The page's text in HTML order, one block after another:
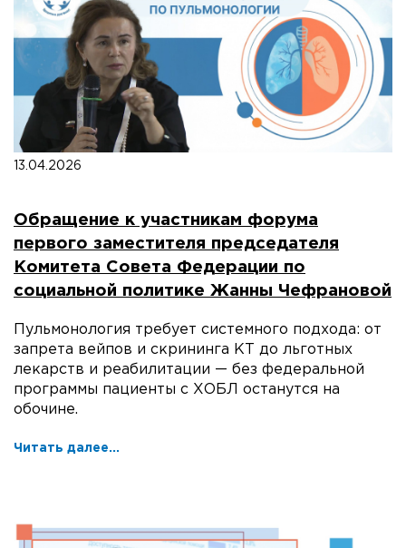
13.04.2026
Обращение к участникам форума
первого заместителя председателя
Комитета Совета Федерации по
социальной политике Жанны Чефрановой
Пульмонология требует системного подхода: от
запрета вейпов и скрининга КТ до льготных
лекарств и реабилитации — без федеральной
программы пациенты с ХОБЛ останутся на
обочине.
Читать далее...